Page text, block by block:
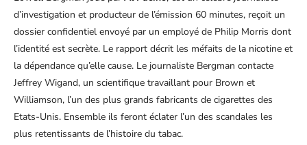
d’investigation et producteur de l’émission 60 minutes, reçoit un
dossier confidentiel envoyé par un employé de Philip Morris dont
l’identité est secrète. Le rapport décrit les méfaits de la nicotine et
la dépendance qu’elle cause. Le journaliste Bergman contacte
Jeffrey Wigand, un scientifique travaillant pour Brown et
Williamson, l’un des plus grands fabricants de cigarettes des
Etats-Unis. Ensemble ils feront éclater l’un des scandales les
plus retentissants de l’histoire du tabac.